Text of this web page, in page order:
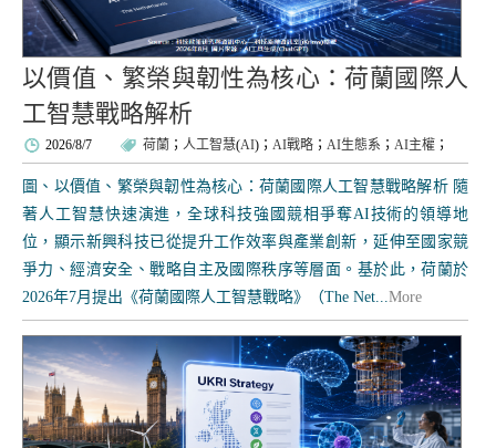
以價值、繁榮與韌性為核心：荷蘭國際人
工智慧戰略解析
2026/8/7 荷蘭 ； 人工智慧(AI)； AI戰略 ； AI生態系 ； AI主權 ；
圖、以價值、繁榮與韌性為核心：荷蘭國際人工智慧戰略解析 隨
著人工智慧快速演進，全球科技強國競相爭奪AI技術的領導地
位，顯示新興科技已從提升工作效率與產業創新，延伸至國家競
爭力、經濟安全、戰略自主及國際秩序等層面。基於此，荷蘭於
2026年7月提出《荷蘭國際人工智慧戰略》（The Net...More